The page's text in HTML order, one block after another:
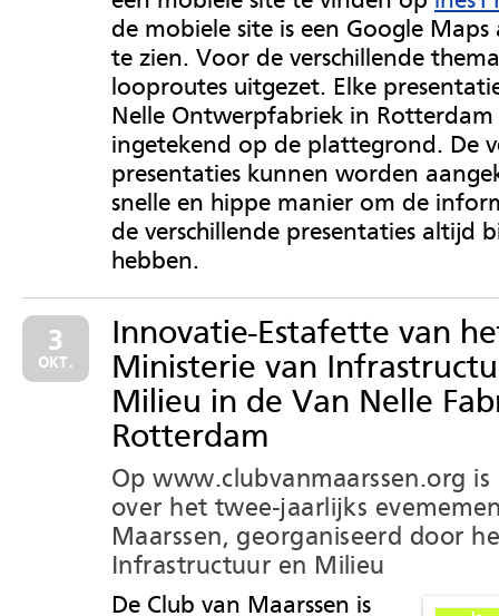
de mobiele site is een Google Maps
te zien. Voor de verschillende
looproutes uitgezet. Elke
Nelle Ontwerpfabriek in Rotterdam
ingetekend op de plattegrond. De
presentaties kunnen worden
snelle en hippe manier om de
de verschillende presentaties altijd
hebben.
Innovatie-Estafette van
Ministerie van
Milieu in de Van Nelle
Rotterdam
3
OKT.
Op www.clubvanmaarssen.org
over het twee-jaarlijks
Maarssen, georganiseerd door
Infrastructuur en Milieu
De Club van Maarssen is